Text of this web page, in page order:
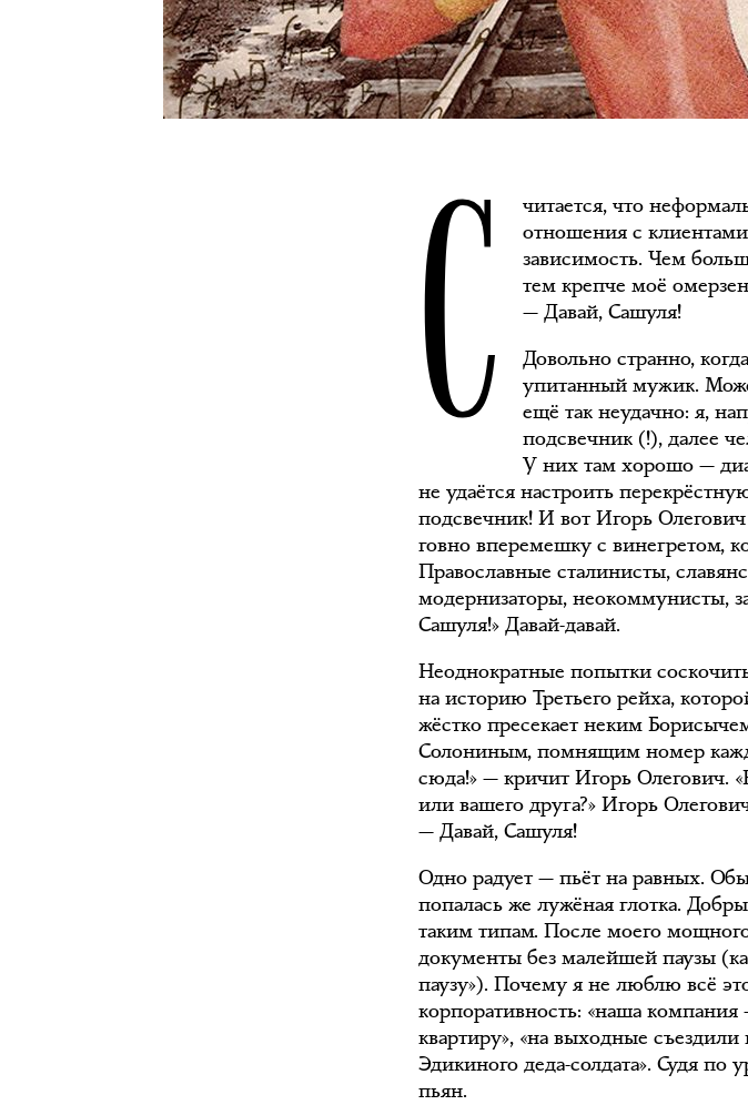
С
читается, что
отношения с
зависимость. Чем
тем крепче моё
— Давай, Сашуля!
Довольно странно,
упитанный мужик.
ещё так неудачно: я,
подсвечник (!), далее
У них там хорошо —
не удаётся настроить
подсвечник! И вот Игорь
говно вперемешку с винегретом,
Православные сталинисты,
модернизаторы, неокоммунисты,
Сашуля!» Давай-давай.
Неоднократные попытки
на историю Третьего рейха,
жёстко пресекает неким
Солониным, помнящим номер
сюда!» — кричит Игорь Олегович.
или вашего друга?» Игорь
— Давай, Сашуля!
Одно радует — пьёт на равных.
попалась же лужёная глотка.
таким типам. После моего
документы без малейшей паузы
паузу»). Почему я не люблю всё
корпоративность: «наша
квартиру», «на выходные
Эдикиного деда-солдата». Судя по
пьян.